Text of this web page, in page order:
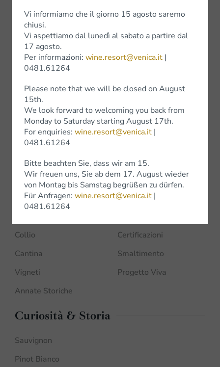
Shop
Shop Online
Bottega Venica
Azienda
Home
I Venica
Sostenibilità
Collio
Cantina
Vigneti
Annate Storiche
Premi
Experience
News
Certificazioni
Smaltimento
Progetto Viva
Curiosità & Storia
Sauvignon
Pinot Bianco
Vi informiamo che il giorno 15 agosto saremo
chiusi.
Vi aspettiamo dal lunedì al sabato a partire dal
17 agosto.
Per informazioni: wine.resort@venica.it |
0481.61264
Please note that we will be closed on August
15th.
We look forward to welcoming you back from
Monday to Saturday starting August 17th.
For enquiries: wine.resort@venica.it |
0481.61264
Bitte beachten Sie, dass wir am 15.
Wir freuen uns, Sie ab dem 17. August wieder
von Montag bis Samstag begrüßen zu dürfen.
Für Anfragen: wine.resort@venica.it |
0481.61264